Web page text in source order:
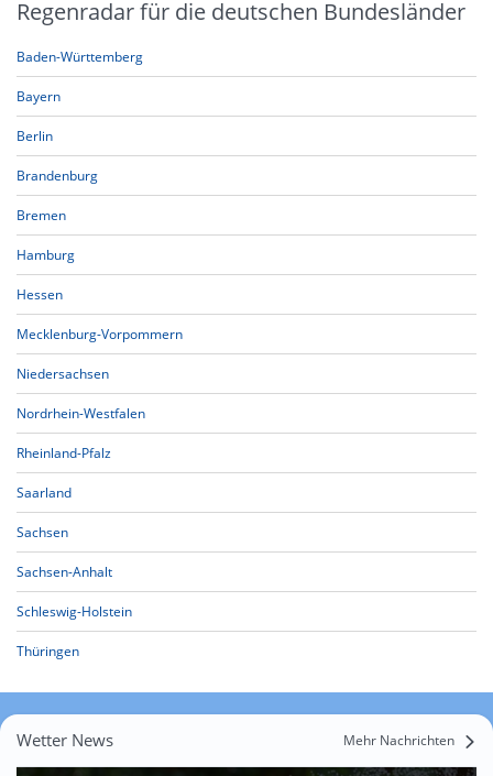
Regenradar für die deutschen Bundesländer
Baden-Württemberg
Bayern
Berlin
Brandenburg
Bremen
Hamburg
Hessen
Mecklenburg-Vorpommern
Niedersachsen
Nordrhein-Westfalen
Rheinland-Pfalz
Saarland
Sachsen
Sachsen-Anhalt
Schleswig-Holstein
Thüringen
Wetter News Mehr Nachrichten